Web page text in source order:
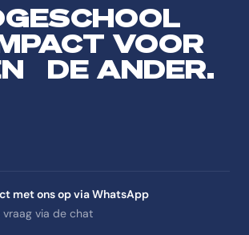
VOOR
DE ANDER.
met ons op via WhatsApp
via de chat